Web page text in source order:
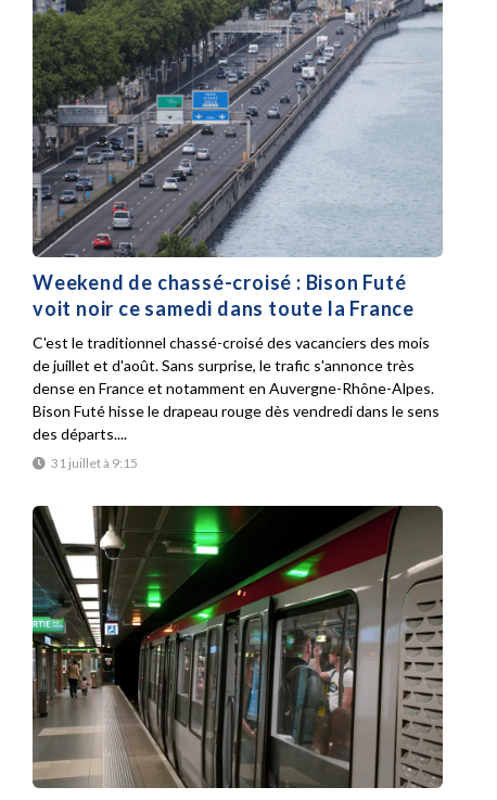
Weekend de chassé-croisé : Bison Futé
voit noir ce samedi dans toute la France
31 juillet à 9:15
C'est le traditionnel chassé-croisé des vacanciers des mois
de juillet et d'août. Sans surprise, le trafic s'annonce très
dense en France et notamment en Auvergne-Rhône-Alpes.
Bison Futé hisse le drapeau rouge dès vendredi dans le sens
des départs....